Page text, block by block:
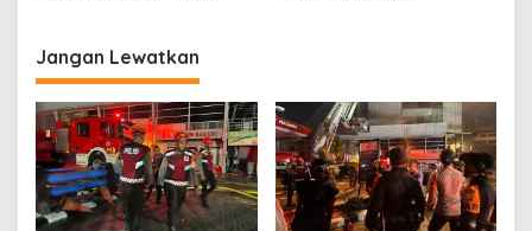
Jangan Lewatkan